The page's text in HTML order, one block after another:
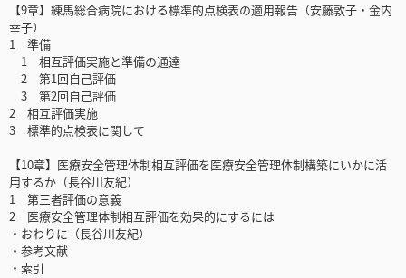
【9章】練馬総合病院における標準的点検表の適用報告（安藤敦子・金内
幸子）
1 準備
1 相互評価実施と準備の通達
2 第1回自己評価
3 第2回自己評価
2 相互評価実施
3 標準的点検表に関して
【10章】医療安全管理体制相互評価を医療安全管理体制構築にいかに活
用するか（長谷川友紀）
1 第三者評価の意義
2 医療安全管理体制相互評価を効果的にするには
・おわりに（長谷川友紀）
・参考文献
・索引